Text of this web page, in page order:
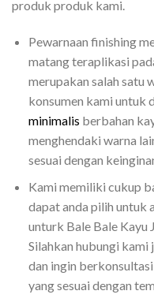
produk produk kami.
Pewarnaan finishing
matang teraplikasi
merupakan salah satu
konsumen kami untuk
minimalis berbahan
menghendaki warna
sesuai dengan
Kami memiliki cukup
dapat anda pilih untuk
unturk Bale Bale Kayu
Silahkan hubungi kami
dan ingin
yang sesuai dengan